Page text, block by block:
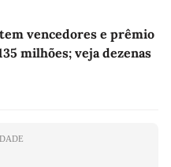
vencedores e prêmio
milhões; veja dezenas